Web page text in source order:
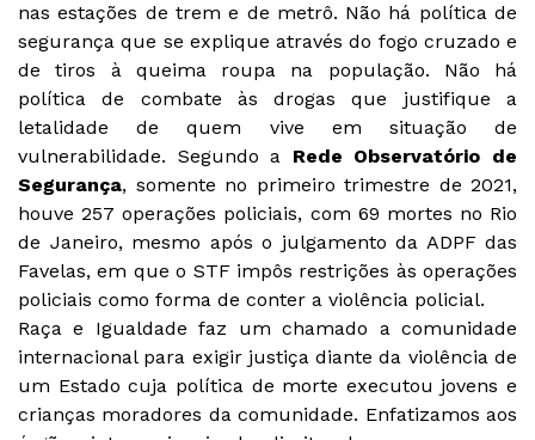
nas estações de trem e de metrô. Não há política de
segurança que se explique através do fogo cruzado e
de tiros à queima roupa na população. Não há
política de combate às drogas que justifique a
letalidade de quem vive em situação de
vulnerabilidade. Segundo a Rede Observatório de
Segurança, somente no primeiro trimestre de 2021,
houve 257 operações policiais, com 69 mortes no Rio
de Janeiro, mesmo após o julgamento da ADPF das
Favelas, em que o STF impôs restrições às operações
policiais como forma de conter a violência policial.
Raça e Igualdade faz um chamado a comunidade
internacional para exigir justiça diante da violência de
um Estado cuja política de morte executou jovens e
crianças moradores da comunidade. Enfatizamos aos